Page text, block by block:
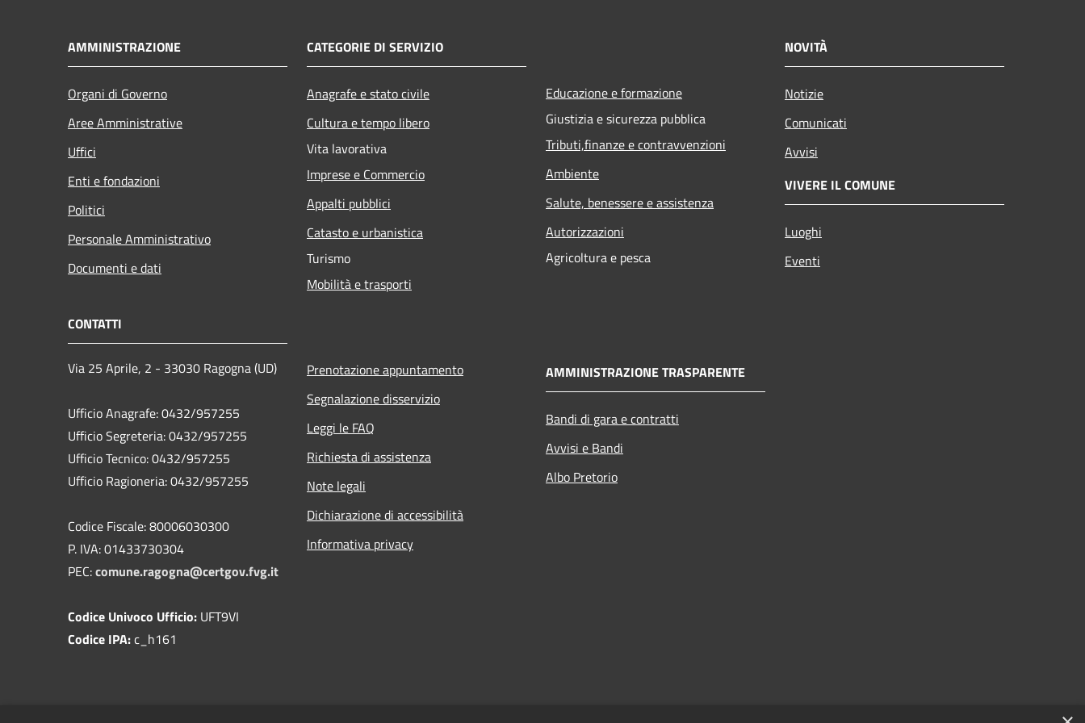
AMMINISTRAZIONE
Organi di Governo
Aree Amministrative
Uffici
Enti e fondazioni
Politici
Personale Amministrativo
Documenti e dati
CATEGORIE DI SERVIZIO
Anagrafe e stato civile
Cultura e tempo libero
Vita lavorativa
Imprese e Commercio
Appalti pubblici
Catasto e urbanistica
Turismo
Mobilità e trasporti
Educazione e formazione
Giustizia e sicurezza pubblica
Tributi,finanze e contravvenzioni
Ambiente
Salute, benessere e assistenza
Autorizzazioni
Agricoltura e pesca
NOVITÀ
Notizie
Comunicati
Avvisi
VIVERE IL COMUNE
Luoghi
Eventi
CONTATTI
Via 25 Aprile, 2 - 33030 Ragogna (UD)
Ufficio Anagrafe: 0432/957255
Ufficio Segreteria: 0432/957255
Ufficio Tecnico: 0432/957255
Ufficio Ragioneria: 0432/957255
Codice Fiscale: 80006030300
P. IVA: 01433730304
PEC:comune.ragogna@certgov.fvg.it
Codice Univoco Ufficio: UFT9VI
Codice IPA:c_h161
Prenotazione appuntamento
Segnalazione disservizio
Leggi le FAQ
Richiesta di assistenza
Note legali
Dichiarazione di accessibilità
Informativa privacy
AMMINISTRAZIONE TRASPARENTE
Bandi di gara e contratti
Avvisi e Bandi
Albo Pretorio